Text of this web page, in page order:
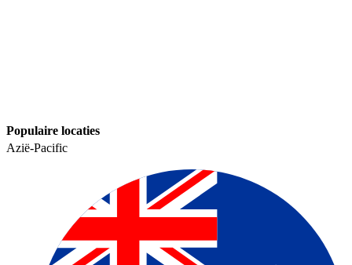
Populaire locaties​​
Azië-Pacific​​